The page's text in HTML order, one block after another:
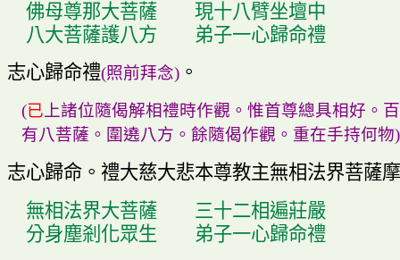
佛母尊那大菩薩
現十八臂坐壇中
八大菩薩護八方
弟子一心歸命禮
志心歸命禮(照前拜念)。
(已 上諸位隨偈解相禮時作觀 。 惟首尊總具相好 。
有八菩薩 。 圍遶八方 。 餘隨偈作觀 。 重在手持何物)
志心歸命。 禮大慈大悲本尊教主無相法界菩薩
無相法界大菩薩
三十二相遍莊嚴
分身塵剎化眾生
弟子一心歸命禮